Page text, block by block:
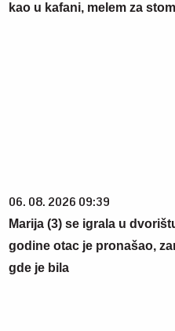
kao u kafani, melem za
06. 08. 2026 09:39
Marija (3) se igrala u
godine otac je pronašao,
gde je bila